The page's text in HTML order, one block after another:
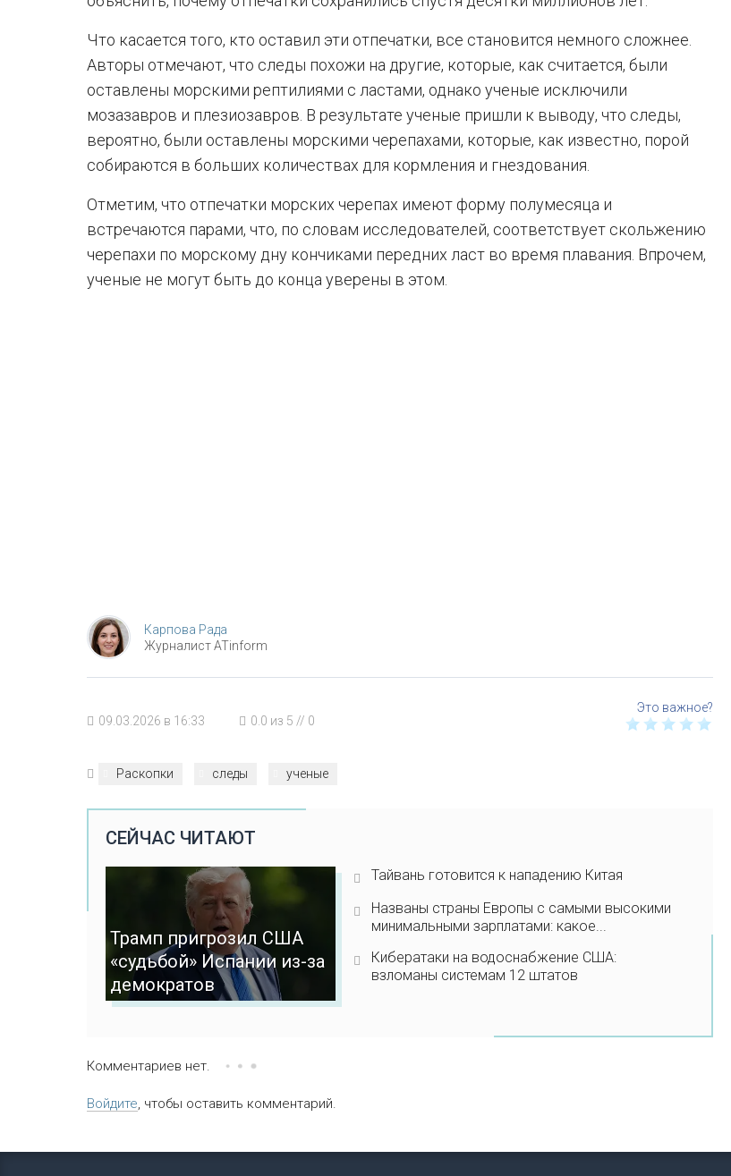
Что касается того, кто оставил эти отпечатки, все становится немного сложнее.
Авторы отмечают, что следы похожи на другие, которые, как считается, были
оставлены морскими рептилиями с ластами, однако ученые исключили
мозазавров и плезиозавров. В результате ученые пришли к выводу, что следы,
вероятно, были оставлены морскими черепахами, которые, как известно, порой
собираются в больших количествах для кормления и гнездования.
Отметим, что отпечатки морских черепах имеют форму полумесяца и
встречаются парами, что, по словам исследователей, соответствует скольжению
черепахи по морскому дну кончиками передних ласт во время плавания. Впрочем,
ученые не могут быть до конца уверены в этом.
Карпова Рада
Журналист ATinform
09.03.2026 в 16:33 0.0 из 5 // 0
Раскопки следы ученые
СЕЙЧАС ЧИТАЮТ
Трамп пригрозил США
«судьбой» Испании из-за
демократов
Тайвань готовится к нападению Китая
Названы страны Европы с самыми высокими
минимальными зарплатами: какое...
Кибератаки на водоснабжение США:
взломаны системам 12 штатов
Комментариев нет.
Войдите, чтобы оставить комментарий.